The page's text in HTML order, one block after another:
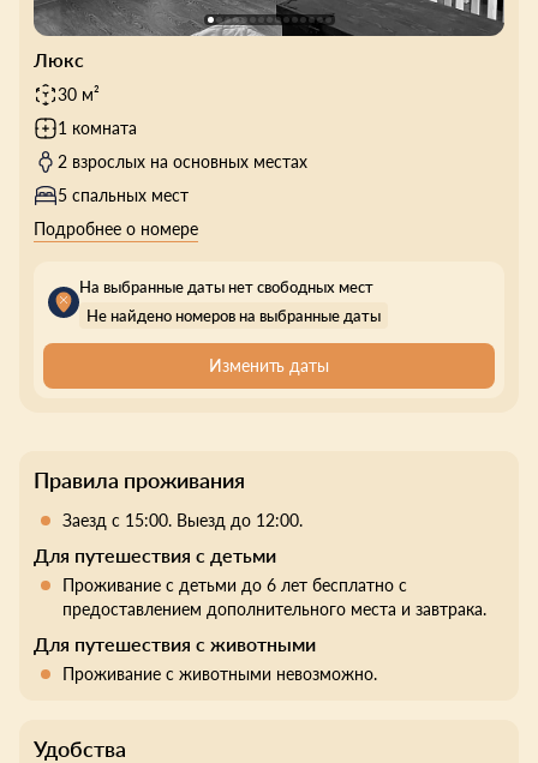
Люкс
30 м²
1 комната
2 взрослых на основных местах
5 спальных мест
Подробнее о номере
На выбранные даты нет свободных мест
Не найдено номеров на выбранные даты
Изменить даты
Правила проживания
Заезд с 15:00. Выезд до 12:00.
Для путешествия с детьми
Проживание с детьми до 6 лет бесплатно с
предоставлением дополнительного места и завтрака.
Для путешествия с животными
Проживание с животными невозможно.
Удобства